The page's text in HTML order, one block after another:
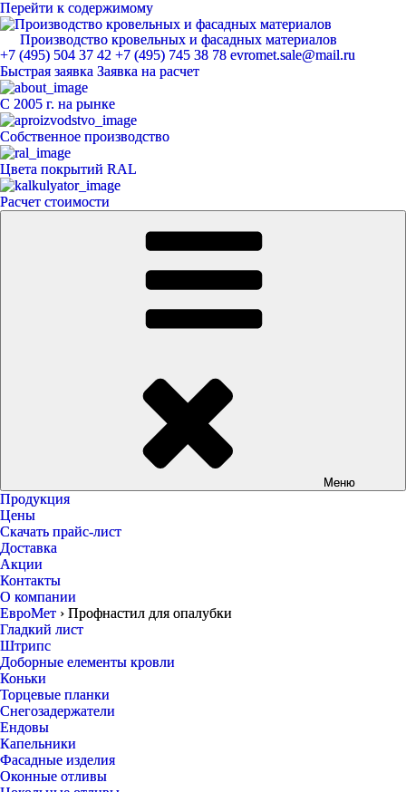
Перейти к содержимому
Производство кровельных и фасадных материалов
ЕвроМет
+7 (495) 504 37 42 +7 (495) 745 38 78 evromet.sale@mail.ru
Быстрая заявка Заявка на расчет
С 2005 г. на рынке
Собственное производство
Цвета покрытий RAL
Расчет стоимости
Меню
Продукция
Цены
Скачать прайс-лист
Доставка
Акции
Контакты
О компании
ЕвроМет › Профнастил для опалубки
Гладкий лист
Штрипс
Доборные елементы кровли
Коньки
Торцевые планки
Снегозадержатели
Ендовы
Капельники
Фасадные изделия
Оконные отливы